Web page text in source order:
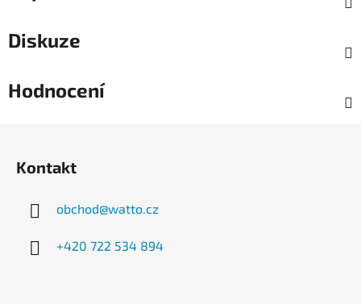
Diskuze
Hodnocení
Kontakt
obchod@watto.cz
+420 722 534 894